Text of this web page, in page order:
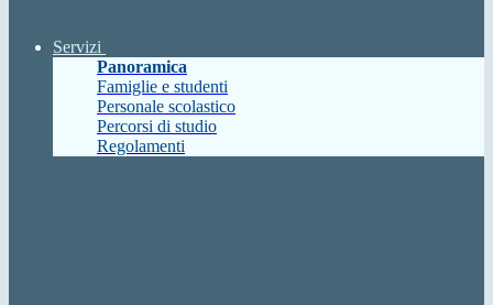
Servizi
Panoramica
Famiglie e studenti
Personale scolastico
Percorsi di studio
Regolamenti